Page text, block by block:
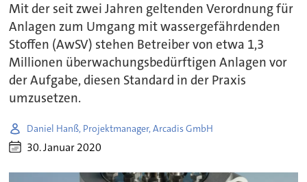
Mit der seit zwei Jahren geltenden Verordnung für
Anlagen zum Umgang mit wassergefährdenden
Stoffen (AwSV) stehen Betreiber von etwa 1,3
Millionen überwachungsbedürftigen Anlagen vor
der Aufgabe, diesen Standard in der Praxis
umzusetzen.
Daniel Hanß, Projektmanager, Arcadis GmbH
30. Januar 2020